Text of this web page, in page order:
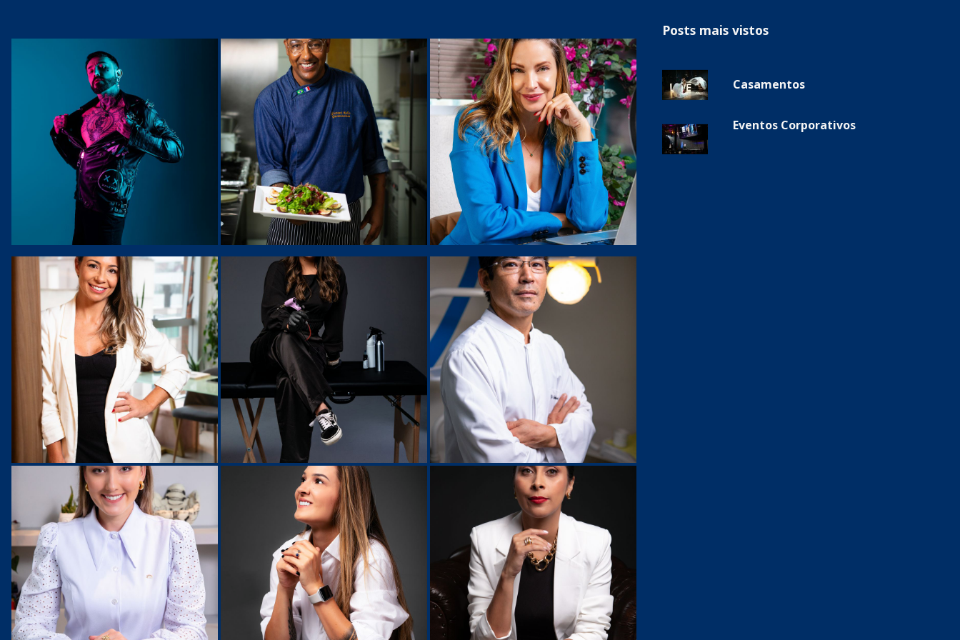
Posts mais vistos
Casamentos
Eventos Corporativos